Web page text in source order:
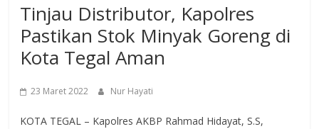
Tinjau Distributor, Kapolres
Pastikan Stok Minyak Goreng di
Kota Tegal Aman
23 Maret 2022 Nur Hayati
KOTA TEGAL – Kapolres AKBP Rahmad Hidayat, S.S,